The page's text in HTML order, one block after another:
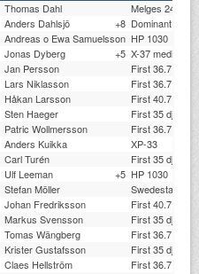
Thomas Dahl
Melges 24
Anders Dahlsjö +8 Dominant 105
Andreas o Ewa Samuelsson HP 1030
Jonas Dyberg +5 X-37 medium
Jan Persson
First 36.7
Lars Niklasson
First 36.7
Håkan Larsson
First 40.7
Sten Haeger
First 35 djup
Patric Wollmersson
First 36.7
Anders Kuikka
XP-33
Carl Turén
First 35 djup
Ulf Leeman +5 HP 1030
Stefan Möller
Swedestar 370
Johan Fredriksson
First 40.7
Markus Svensson
First 35 djup
Tomas Wängberg
First 36.7
Krister Gustafsson
First 35 djup
Claes Hellström
First 36.7